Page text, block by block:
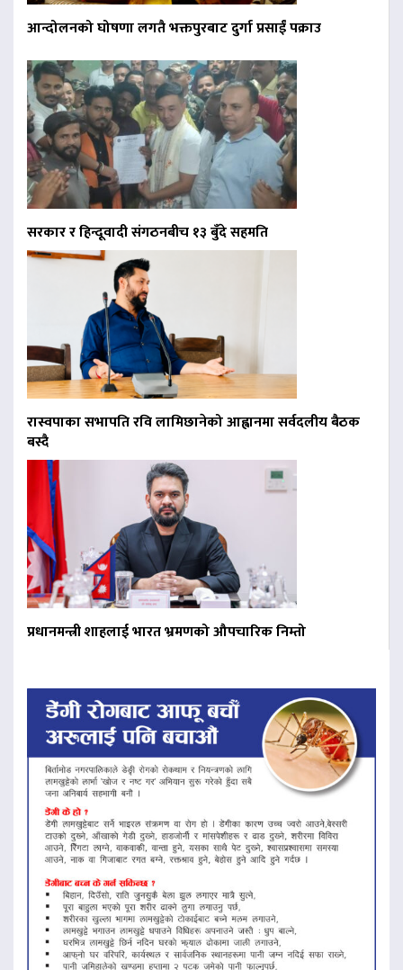
आन्दोलनको घोषणा लगतै भक्तपुरबाट दुर्गा प्रसाईं पक्राउ
सरकार र हिन्दूवादी संगठनबीच १३ बुँदे सहमति
रास्वपाका सभापति रवि लामिछानेको आह्वानमा सर्वदलीय बैठक
बस्दै
प्रधानमन्त्री शाहलाई भारत भ्रमणको औपचारिक निम्तो